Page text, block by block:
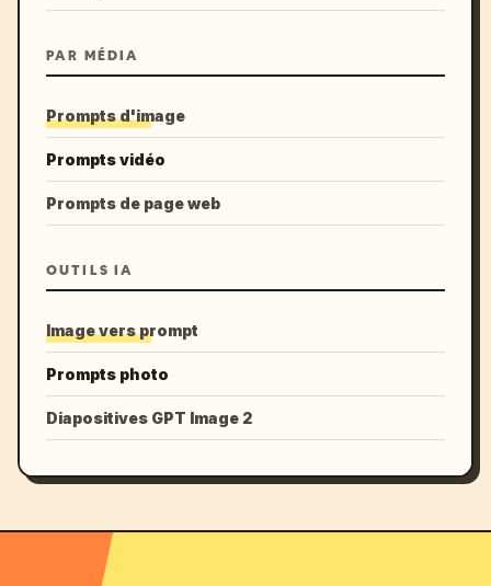
PAR MÉDIA
Prompts d'image
Prompts vidéo
Prompts de page web
OUTILS IA
Image vers prompt
Prompts photo
Diapositives GPT Image 2